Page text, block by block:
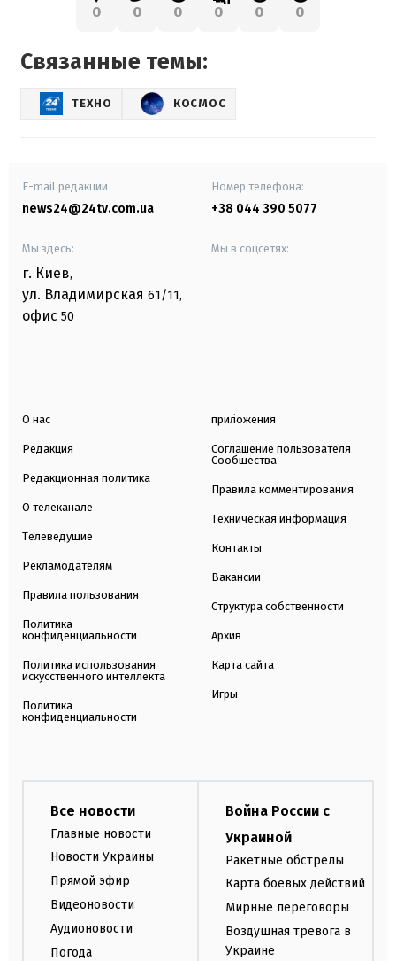
0 0 0 0 0 0
Связанные темы:
ТЕХНО КОСМОС
E-mail редакции
news24@24tv.com.ua
Номер телефона:
+38 044 390 5077
Мы здесь:
г. Киев,
ул. Владимирская 61/11,
офис 50
Мы в соцсетях:
О нас
Редакция
Редакционная политика
О телеканале
Телеведущие
Рекламодателям
Правила пользования
Политика
конфиденциальности
Политика использования
искусственного интеллекта
Политика
конфиденциальности
приложения
Соглашение пользователя
Сообщества
Правила комментирования
Техническая информация
Контакты
Вакансии
Структура собственности
Архив
Карта сайта
Игры
Все новости
Главные новости
Новости Украины
Прямой эфир
Видеоновости
Аудионовости
Погода
Война России с
Украиной
Ракетные обстрелы
Карта боевых действий
Мирные переговоры
Воздушная тревога в
Украине